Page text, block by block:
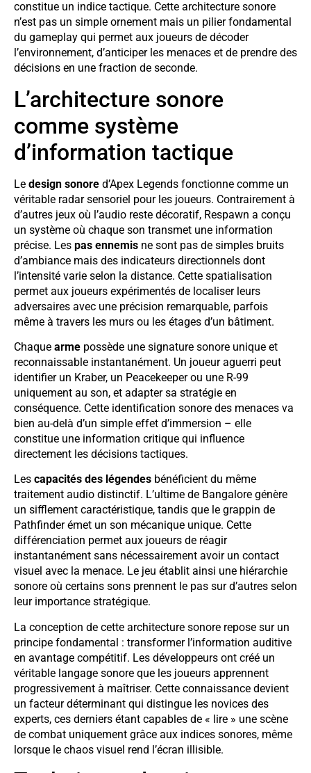
constitue un indice tactique. Cette architecture sonore
n’est pas un simple ornement mais un pilier fondamental
du gameplay qui permet aux joueurs de décoder
l’environnement, d’anticiper les menaces et de prendre des
décisions en une fraction de seconde.
L’architecture sonore
comme système
d’information tactique
Le design sonore d’Apex Legends fonctionne comme un
véritable radar sensoriel pour les joueurs. Contrairement à
d’autres jeux où l’audio reste décoratif, Respawn a conçu
un système où chaque son transmet une information
précise. Les pas ennemis ne sont pas de simples bruits
d’ambiance mais des indicateurs directionnels dont
l’intensité varie selon la distance. Cette spatialisation
permet aux joueurs expérimentés de localiser leurs
adversaires avec une précision remarquable, parfois
même à travers les murs ou les étages d’un bâtiment.
Chaque arme possède une signature sonore unique et
reconnaissable instantanément. Un joueur aguerri peut
identifier un Kraber, un Peacekeeper ou une R-99
uniquement au son, et adapter sa stratégie en
conséquence. Cette identification sonore des menaces va
bien au-delà d’un simple effet d’immersion – elle
constitue une information critique qui influence
directement les décisions tactiques.
Les capacités des légendes bénéficient du même
traitement audio distinctif. L’ultime de Bangalore génère
un sifflement caractéristique, tandis que le grappin de
Pathfinder émet un son mécanique unique. Cette
différenciation permet aux joueurs de réagir
instantanément sans nécessairement avoir un contact
visuel avec la menace. Le jeu établit ainsi une hiérarchie
sonore où certains sons prennent le pas sur d’autres selon
leur importance stratégique.
La conception de cette architecture sonore repose sur un
principe fondamental : transformer l’information auditive
en avantage compétitif. Les développeurs ont créé un
véritable langage sonore que les joueurs apprennent
progressivement à maîtriser. Cette connaissance devient
un facteur déterminant qui distingue les novices des
experts, ces derniers étant capables de « lire » une scène
de combat uniquement grâce aux indices sonores, même
lorsque le chaos visuel rend l’écran illisible.